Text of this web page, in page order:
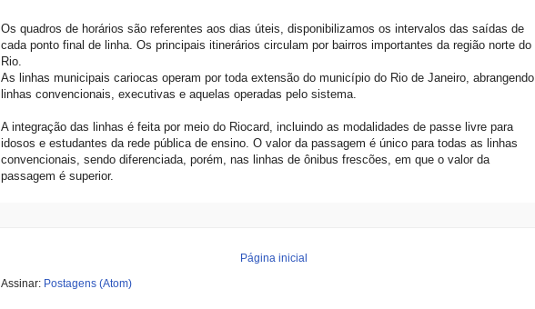
Os quadros de horários são referentes aos dias úteis, disponibilizamos os intervalos das saídas de
cada ponto final de linha. Os principais itinerários circulam por bairros importantes da região norte do
Rio.
As linhas municipais cariocas operam por toda extensão do município do Rio de Janeiro, abrangendo
linhas convencionais, executivas e aquelas operadas pelo sistema.
A integração das linhas é feita por meio do Riocard, incluindo as modalidades de passe livre para
idosos e estudantes da rede pública de ensino. O valor da passagem é único para todas as linhas
convencionais, sendo diferenciada, porém, nas linhas de ônibus frescões, em que o valor da
passagem é superior.
Página inicial
Assinar: Postagens (Atom)